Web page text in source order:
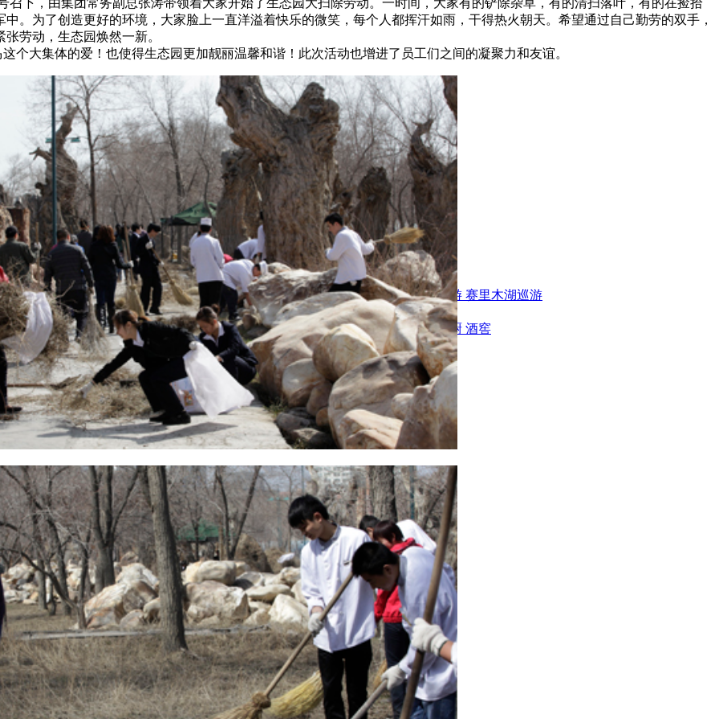
游 阿勒泰北屯市巡游 阿勒泰布尔津县巡游 伊犁州察布查尔县巡游 伊犁昭苏巡游 赛里木湖巡游
厅 国家记忆A馆 国家记忆B馆 红山玉馆 酒店大厅 料场餐厅 健身房 办公区域 小厨 酒窖
。为了创造更好的环境，大家脸上一直洋溢着快乐的微笑，每个人都挥汗如雨，干得热火朝天。希望通过自己勤劳的双手，
劳动，生态园焕然一新。
大集体的爱！也使得生态园更加靓丽温馨和谐！此次活动也增进了员工们之间的凝聚力和友谊。